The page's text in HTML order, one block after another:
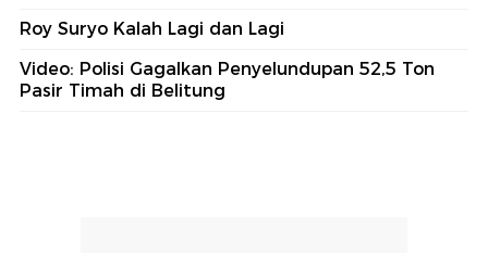
Roy Suryo Kalah Lagi dan Lagi
Video: Polisi Gagalkan Penyelundupan 52,5 Ton
Pasir Timah di Belitung